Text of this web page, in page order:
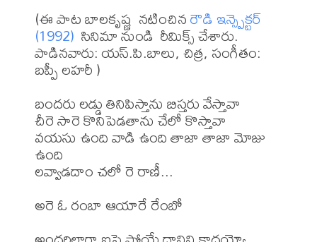
(ఈ పాట బాలకృష్ణ  నటించిన రౌడి ఇన్స్పెక్టర్
(1992)
  సినిమా నుండి  రీమిక్స్ చేశారు.
పాడినవారు: యస్.పి.బాలు, చిత్ర, సంగీతం:
బప్పీ లహరీ )
బందరు లడ్డు తినిపిస్తాను బిస్తరు వేస్తావా
చీరె సారె కొనిపెడతాను చేలో కొస్తావా
వయసు ఉంది వాడి ఉంది తాజా తాజా మోజు
ఉంది
లవ్వాడదాం చలో రె రాణీ...
అరె ఓ రంబా ఆయారే రేంబో